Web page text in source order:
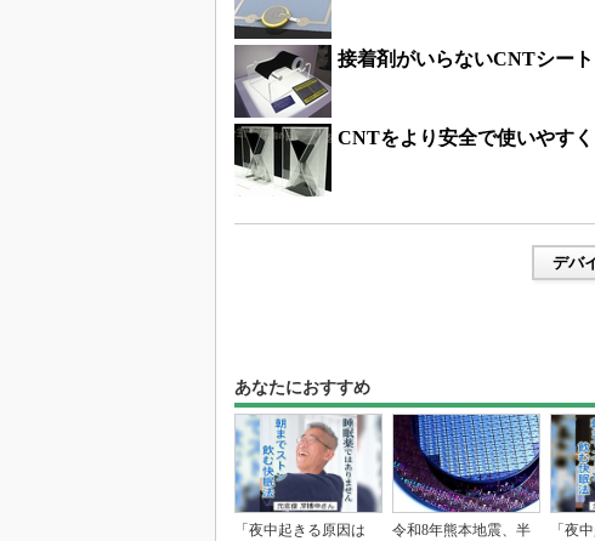
接着剤がいらないCNTシー
CNTをより安全で使いやす
デバ
あなたにおすすめ
「夜中起きる原因は
令和8年熊本地震、半
「夜